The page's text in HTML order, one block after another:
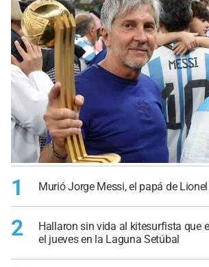
1 Murió Jorge Messi, el papá de
2
Hallaron sin vida al kitesurfista que
el jueves en la Laguna Setúbal